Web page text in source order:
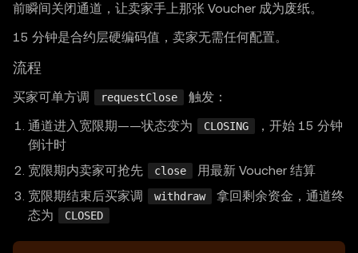
前瞬间关闭通道，让卖家手上那张 Voucher 成为废纸。
15 分钟是合约层硬编码值，卖家无需任何配置。
流程
买家可单方调 requestClose
触发：
通道进入宽限期——状态变为
CLOSING
，开始 15 分钟
倒计时
宽限期内卖家可抢先
close
用最新 Voucher 结算
宽限期结束后买家调
withdraw
拿回剩余资金，通道终
态为
CLOSED